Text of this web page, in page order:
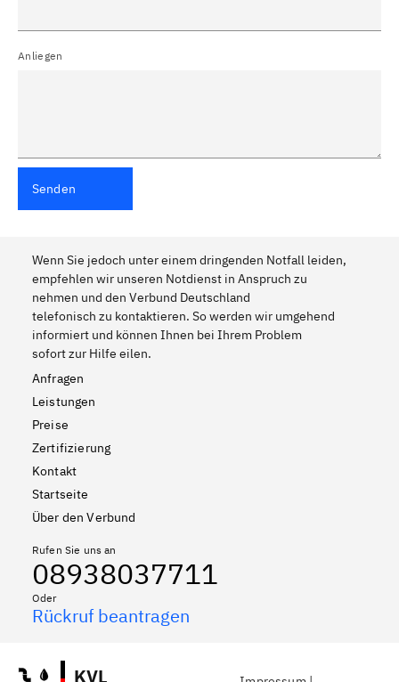
Anliegen
Senden
Wenn Sie jedoch unter einem dringenden Notfall leiden,
empfehlen wir unseren Notdienst in Anspruch zu
nehmen und den Verbund Deutschland
telefonisch zu kontaktieren. So werden wir umgehend
informiert und können Ihnen bei Ihrem Problem
sofort zur Hilfe eilen.
Anfragen
Leistungen
Preise
Zertifizierung
Kontakt
Startseite
Über den Verbund
Rufen Sie uns an
08938037711
Oder
Rückruf beantragen
KVL